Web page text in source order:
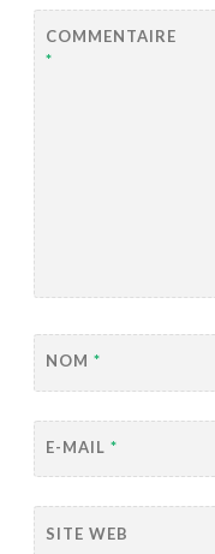
COMMENTAIRE
*
NOM *
E-MAIL *
SITE WEB